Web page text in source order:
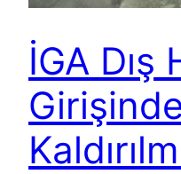
İGA Dış